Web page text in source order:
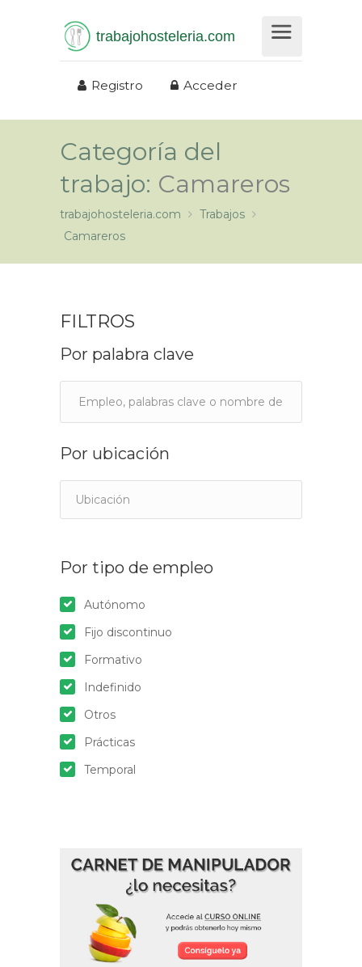
trabajohosteleria.com
Registro Acceder
Categoría del
trabajo: Camareros
trabajohosteleria.com
Trabajos
Camareros
FILTROS
Por palabra clave
Por ubicación
Por tipo de empleo
Autónomo
Fijo discontinuo
Formativo
Indefinido
Otros
Prácticas
Temporal